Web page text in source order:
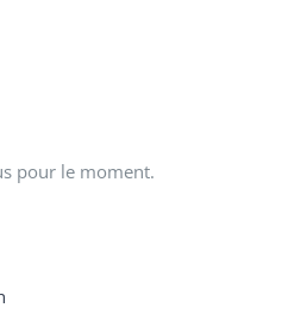
pour le moment.